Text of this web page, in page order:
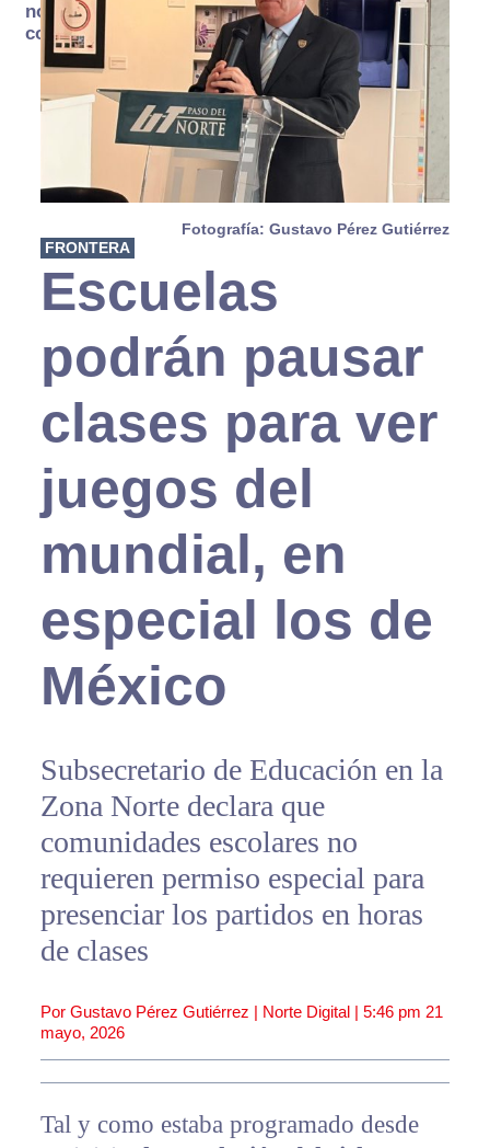
no se
consume
Fotografía: Gustavo Pérez Gutiérrez
FRONTERA
Escuelas
podrán pausar
clases para ver
juegos del
mundial, en
especial los de
México
Subsecretario de Educación en la
Zona Norte declara que
comunidades escolares no
requieren permiso especial para
presenciar los partidos en horas
de clases
Por Gustavo Pérez Gutiérrez | Norte Digital | 5:46 pm 21
mayo, 2026
Tal y como estaba programado desde